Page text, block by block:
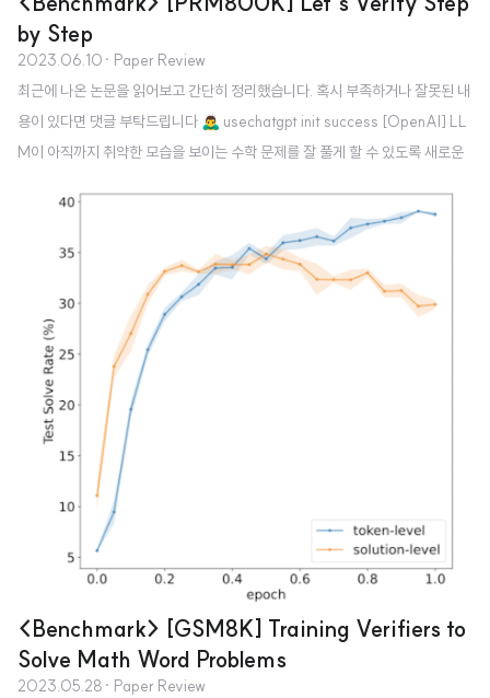
by Step
2023.06.10 · Paper Review
최근에 나온 논문을 읽어보고 간단히 정리했습니다. 혹시 부족하거나 잘못된 내
용이 있다면 댓글 부탁드립니다 🙇‍♂️ usechatgpt init success [OpenAI] LL
M이 아직까지 취약한 모습을 보이는 수학 문제를 잘 풀게 할 수 있도록 새로운
는 데이터셋을 오픈 소스로 공개했으며 process supervision 방식이 효과적
이라고 발표 최근의 경험과 주변 사람들의 이야기를 통해 LLM이 어지간해서는
수학 문제를 정상적으로 풀어내지 못한다는 것을 알게 되었습니다. 간단히 생각
해보면 주어진 현재 상황에서 다음에 등장할 확률이 가장 높은 토큰을 예측하는
방식은 논리적인 이해를 바탕으로 하지 않는다는 것을 알 수 있죠...
<Benchmark> [GSM8K] Training Verifiers to
Solve Math Word Problems
2023.05.28 · Paper Review